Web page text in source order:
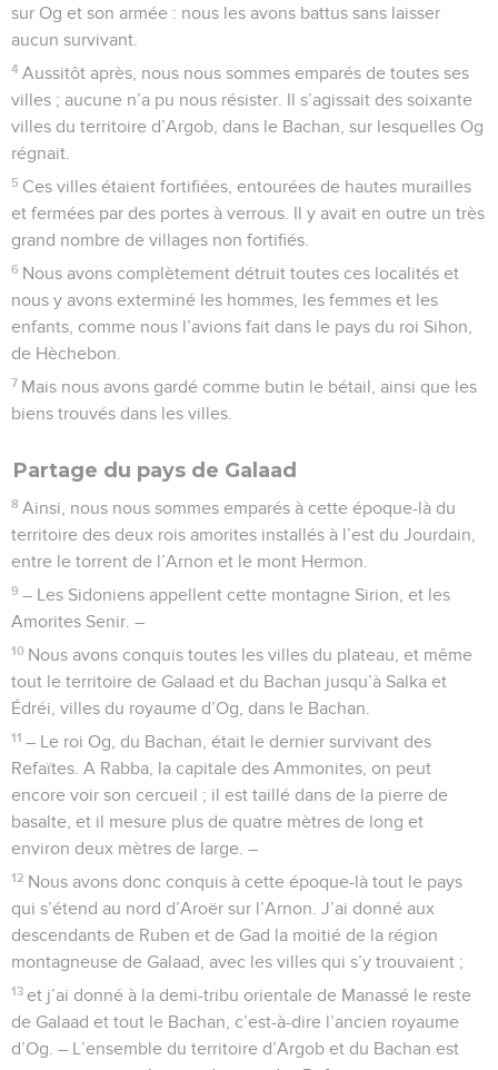
sur Og et son armée : nous les avons battus sans laisser
aucun survivant.
4 Aussitôt après, nous nous sommes emparés de toutes ses
villes ; aucune n’a pu nous résister. Il s’agissait des soixante
villes du territoire d’Argob, dans le Bachan, sur lesquelles Og
régnait.
5 Ces villes étaient fortifiées, entourées de hautes murailles
et fermées par des portes à verrous. Il y avait en outre un très
grand nombre de villages non fortifiés.
6 Nous avons complètement détruit toutes ces localités et
nous y avons exterminé les hommes, les femmes et les
enfants, comme nous l’avions fait dans le pays du roi Sihon,
de Hèchebon.
7 Mais nous avons gardé comme butin le bétail, ainsi que les
biens trouvés dans les villes.
Partage du pays de Galaad
8 Ainsi, nous nous sommes emparés à cette époque-là du
territoire des deux rois amorites installés à l’est du Jourdain,
entre le torrent de l’Arnon et le mont Hermon.
9 – Les Sidoniens appellent cette montagne Sirion, et les
Amorites Senir. –
10 Nous avons conquis toutes les villes du plateau, et même
tout le territoire de Galaad et du Bachan jusqu’à Salka et
Édréi, villes du royaume d’Og, dans le Bachan.
11 – Le roi Og, du Bachan, était le dernier survivant des
Refaïtes. A Rabba, la capitale des Ammonites, on peut
encore voir son cercueil ; il est taillé dans de la pierre de
basalte, et il mesure plus de quatre mètres de long et
environ deux mètres de large. –
12 Nous avons donc conquis à cette époque-là tout le pays
qui s’étend au nord d’Aroër sur l’Arnon. J’ai donné aux
descendants de Ruben et de Gad la moitié de la région
montagneuse de Galaad, avec les villes qui s’y trouvaient ;
13 et j’ai donné à la demi-tribu orientale de Manassé le reste
de Galaad et tout le Bachan, c’est-à-dire l’ancien royaume
d’Og. – L’ensemble du territoire d’Argob et du Bachan est